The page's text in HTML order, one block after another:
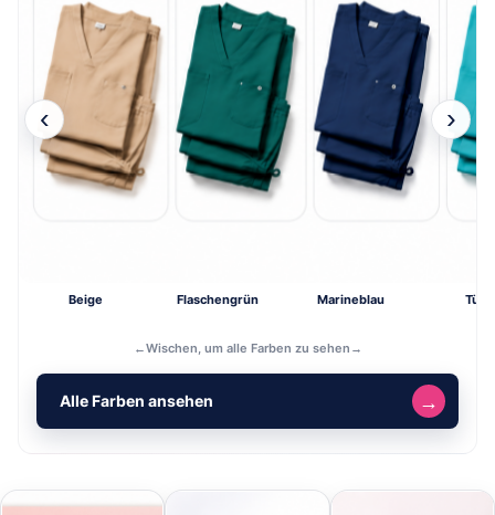
‹
Beige Flaschengrün Marineblau
›
←Wischen, um alle Farben zu sehen →
Alle Farben ansehen →